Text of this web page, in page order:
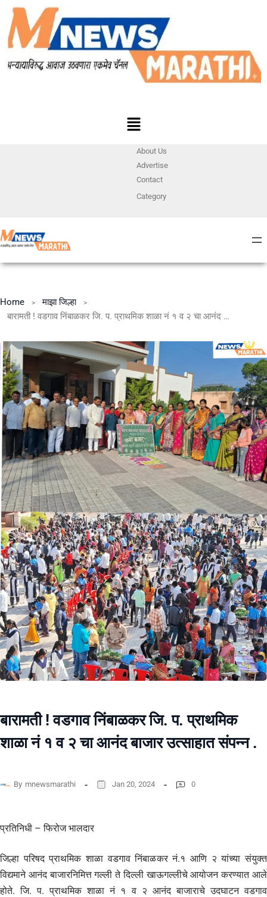
About Us
Advertise
Contact
Category
Home
माझा जिल्हा
बारामती ! वडगाव निंबाळकर जि. प. प्राथमिक शाळा नं १ व २ चा आनंद बाजार उत्साहात संपन्न .
बारामती ! वडगाव निंबाळकर जि. प. प्राथमिक
शाळा नं १ व २ चा आनंद बाजार उत्साहात संपन्न .
By mnewsmarathi Jan 20, 2024 0
प्रतिनिधी – फिरोज भालदार
जिल्हा परिषद प्राथमिक शाळा वडगाव निंबाळकर नं.१ आणि २ यांच्या संयुक्त
विद्यमाने आनंद बाजारनिमित्त गल्ली ते दिल्ली खाऊगल्लीचे आयोजन करण्यात आले
होते. जि. प. प्राथमिक शाळा नं १ व २ आनंद बाजाराचे उदघाटन वडगाव